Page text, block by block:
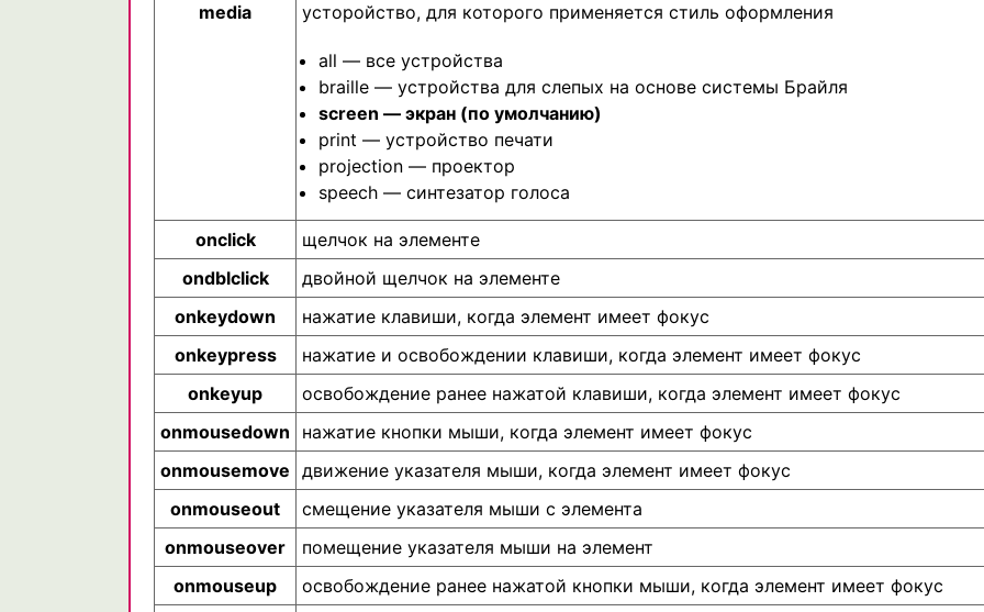
media
усторойство, для которого применяется стиль оформления
all — все устройства
braille — устройства для слепых на основе системы Брайля
screen — экран (по умолчанию)
print — устройство печати
projection — проектор
speech — синтезатор голоса
onclick
щелчок на элементе
ondblclick
двойной щелчок на элементе
onkeydown
нажатие клавиши, когда элемент имеет фокус
onkeypress
нажатие и освобождении клавиши, когда элемент имеет фокус
onkeyup
освобождение ранее нажатой клавиши, когда элемент имеет фокус
onmousedown
нажатие кнопки мыши, когда элемент имеет фокус
onmousemove движение указателя мыши, когда элемент имеет фокус
onmouseout
смещение указателя мыши с элемента
onmouseover
помещение указателя мыши на элемент
onmouseup
освобождение ранее нажатой кнопки мыши, когда элемент имеет фокус